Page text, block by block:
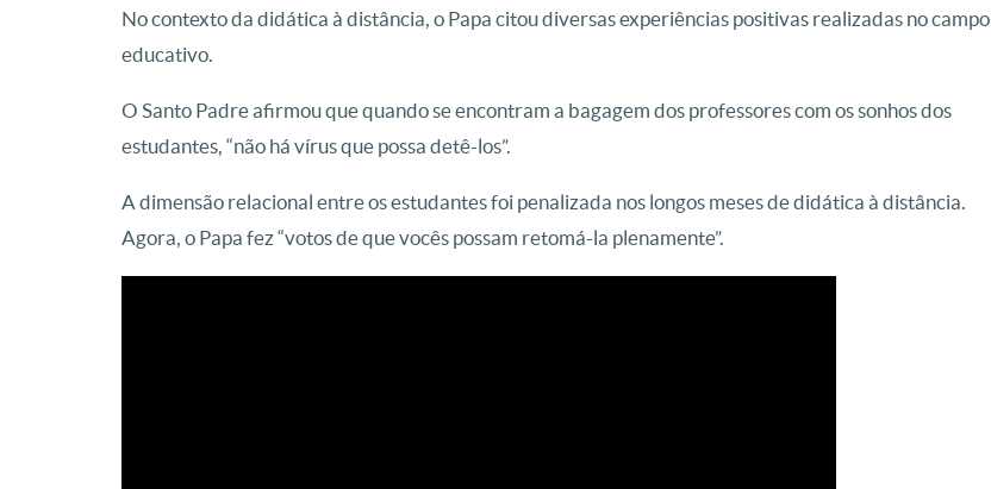
No contexto da didática à distância, o Papa citou diversas experiências positivas realizadas no campo
educativo.
O Santo Padre afirmou que quando se encontram a bagagem dos professores com os sonhos dos
estudantes, “não há vírus que possa detê-los”.
A dimensão relacional entre os estudantes foi penalizada nos longos meses de didática à distância.
Agora, o Papa fez “votos de que vocês possam retomá-la plenamente”.